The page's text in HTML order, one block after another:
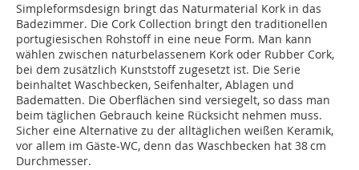
Simpleformsdesign bringt das Naturmaterial Kork in das
Badezimmer. Die Cork Collection bringt den traditionellen
portugiesischen Rohstoff in eine neue Form. Man kann
wählen zwischen naturbelassenem Kork oder Rubber Cork,
bei dem zusätzlich Kunststoff zugesetzt ist. Die Serie
beinhaltet Waschbecken, Seifenhalter, Ablagen und
Badematten. Die Oberflächen sind versiegelt, so dass man
beim täglichen Gebrauch keine Rücksicht nehmen muss.
Sicher eine Alternative zu der alltäglichen weißen Keramik,
vor allem im Gäste-WC, denn das Waschbecken hat 38 cm
Durchmesser.